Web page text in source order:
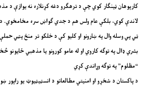
کارپوهان ټینګار کوي چې د ترهګرو دغه کړنلاره نه یوازې د
لاندې کوي، بلکې عام ولس هم د جدي ګواښ سره مخامخوي. د
ټي پي وسله وال په ښارونو او کلیو کې د خلکو تر منځ پټي
بشري ډال په توګه کاروي او له عامو کورونو یا مذهبي
“مظلوم” په توګه وړاندې کړي